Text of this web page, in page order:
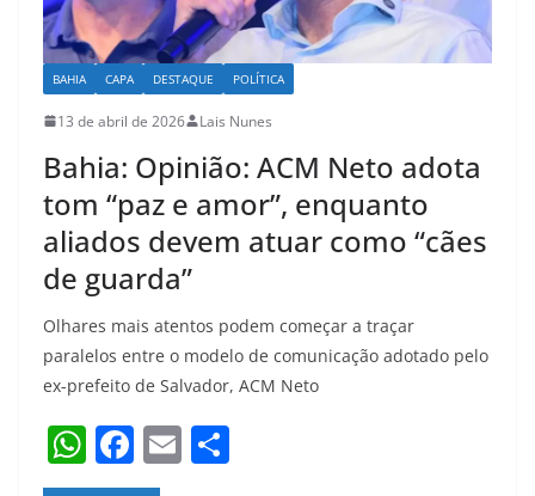
BAHIA CAPA DESTAQUE POLÍTICA
13 de abril de 2026 Lais Nunes
Bahia: Opinião: ACM Neto adota
tom “paz e amor”, enquanto
aliados devem atuar como “cães
de guarda”
Olhares mais atentos podem começar a traçar
paralelos entre o modelo de comunicação adotado pelo
ex-prefeito de Salvador, ACM Neto
W
h
F
a
E